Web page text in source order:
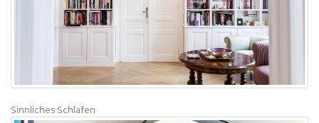
Sinnliches Schlafen